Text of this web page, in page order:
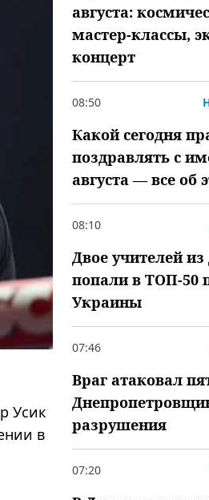
Усик
в
августа:
мастер-классы,
концерт
08:50
Какой сегодня
поздравлять с
августа — все об
08:10
Двое учителей
попали в ТОП-50
Украины
07:46
Враг атаковал
разрушения
07:20